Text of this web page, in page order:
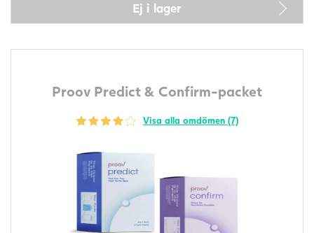
Ej i lager
Proov Predict & Confirm-packet
Visa alla omdömen (7)